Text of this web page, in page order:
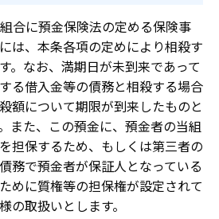
合に預金保険法の定める保険事
は、本条各項の定めにより相殺す
。なお、満期日が未到来であって
る借入金等の債務と相殺する場合
額について期限が到来したものと
また、この預金に、預金者の当組
担保するため、もしくは第三者の
務で預金者が保証人となっている
めに質権等の担保権が設定されて
の取扱いとします。